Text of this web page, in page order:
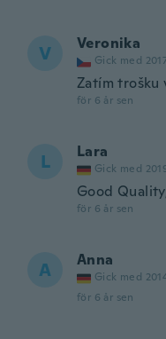
V Veronika
Gick med
Zatím trošku
för 6 år sen
L Lara
Gick med
Good
för 6 år sen
A Anna
Gick med
för 6 år sen